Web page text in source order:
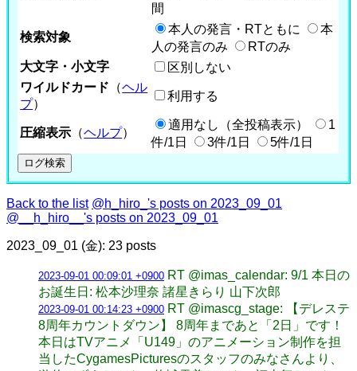
間
検索対象
本人の発言・RTともに
本
人の発言のみ
RTのみ
大文字・小文字
区別しない
ワイルドカード （ヘル
プ）
利用する
圧縮表示 （ヘルプ）
適用なし（全投稿表示）
1
件/1日
3件/1日 5件/1日
Back to the list @h_hiro_'s posts on 2023_09_01
@__h_hiro__'s posts on 2023_09_01
2023_09_01 (金): 23 posts
2023-09-01 00:09:01 +0900 RT @imas_calendar: 9/1 本日の
お誕生日: 松本沙理奈 諸星きらり 山下次郎
2023-09-01 00:14:23 +0900 RT @imascg_stage: 【デレステ
8周年カウントダウン】 8周年まであと「2日」です！
本日はTVアニメ「U149」のアニメーション制作を担
当したCygamesPicturesのスタッフのみなさんより、